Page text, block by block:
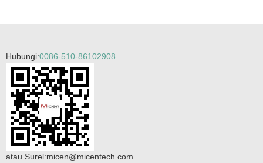
Hubungi:0086-510-86102908
atau Surel:micen@micentech.com